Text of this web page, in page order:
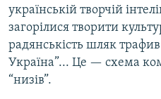
українській творчій
загорілися творити
радянськість шляк
Україна”... Це — схема
“низів”.